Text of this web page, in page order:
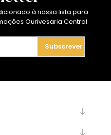
à nossa lista para
Ourivesaria Central
Subscrever